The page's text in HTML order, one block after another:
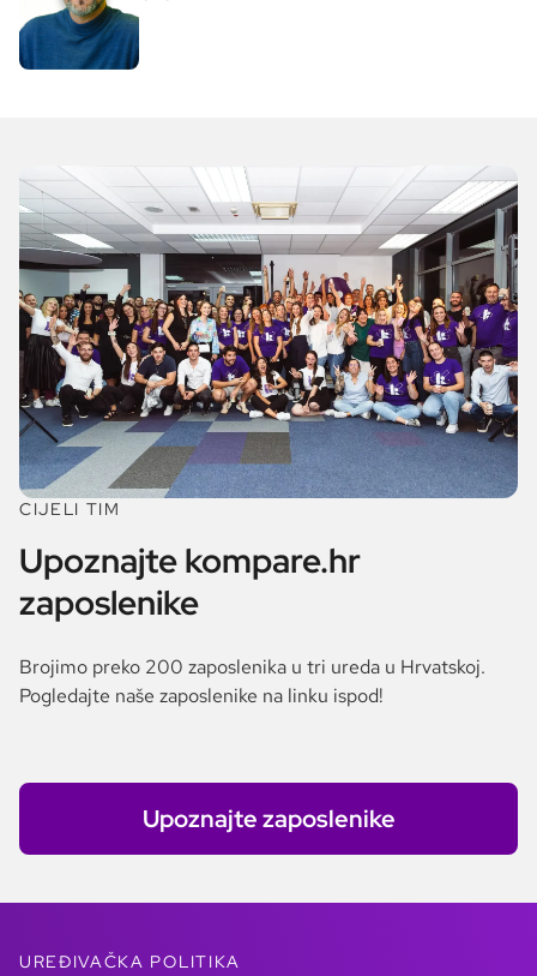
CIJELI TIM
Upoznajte kompare.hr
zaposlenike
Brojimo preko 200 zaposlenika u tri ureda u Hrvatskoj.
Pogledajte naše zaposlenike na linku ispod!
Upoznajte zaposlenike
UREĐIVAČKA POLITIKA